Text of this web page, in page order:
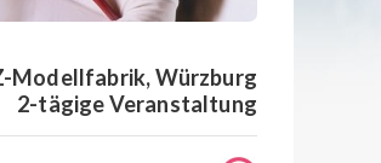
Modellfabrik, Würzburg
2-tägige Veranstaltung